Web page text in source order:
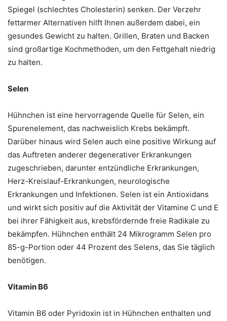
Spiegel (schlechtes Cholesterin) senken. Der Verzehr
fettarmer Alternativen hilft Ihnen außerdem dabei, ein
gesundes Gewicht zu halten. Grillen, Braten und Backen
sind großartige Kochmethoden, um den Fettgehalt niedrig
zu halten.
Selen
Hühnchen ist eine hervorragende Quelle für Selen, ein
Spurenelement, das nachweislich Krebs bekämpft.
Darüber hinaus wird Selen auch eine positive Wirkung auf
das Auftreten anderer degenerativer Erkrankungen
zugeschrieben, darunter entzündliche Erkrankungen,
Herz-Kreislauf-Erkrankungen, neurologische
Erkrankungen und Infektionen. Selen ist ein Antioxidans
und wirkt sich positiv auf die Aktivität der Vitamine C und E
bei ihrer Fähigkeit aus, krebsfördernde freie Radikale zu
bekämpfen. Hühnchen enthält 24 Mikrogramm Selen pro
85-g-Portion oder 44 Prozent des Selens, das Sie täglich
benötigen.
Vitamin B6
Vitamin B6 oder Pyridoxin ist in Hühnchen enthalten und